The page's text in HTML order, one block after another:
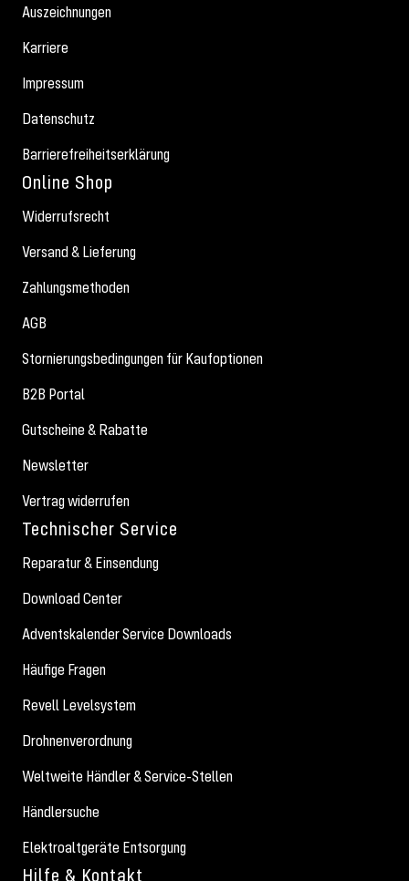
Auszeichnungen
Karriere
Impressum
Datenschutz
Barrierefreiheitserklärung
Online Shop
Widerrufsrecht
Versand & Lieferung
Zahlungsmethoden
AGB
Stornierungsbedingungen für Kaufoptionen
B2B Portal
Gutscheine & Rabatte
Newsletter
Vertrag widerrufen
Technischer Service
Reparatur & Einsendung
Download Center
Adventskalender Service Downloads
Häufige Fragen
Revell Levelsystem
Drohnenverordnung
Weltweite Händler & Service-Stellen
Händlersuche
Elektroaltgeräte Entsorgung
Hilfe & Kontakt